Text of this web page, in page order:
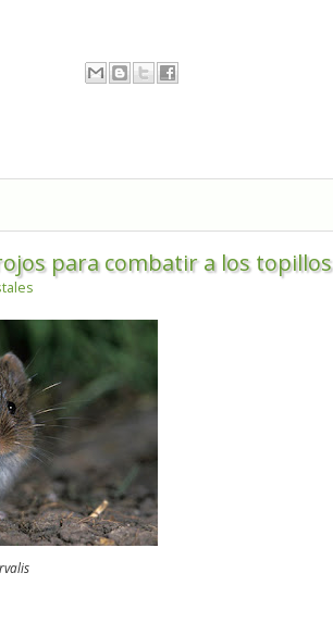
para combatir a los topillos